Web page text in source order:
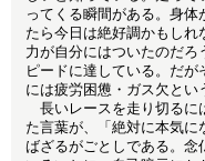
ってくる瞬間がある。身
たら今日は絶好調かもし
力が自分にはついたのだろ
ピードに達している。だ
には疲労困憊・ガス欠とい
長いレースを走り切るに
た言葉が、「絶対に本気に
ばざるがごとしである。念